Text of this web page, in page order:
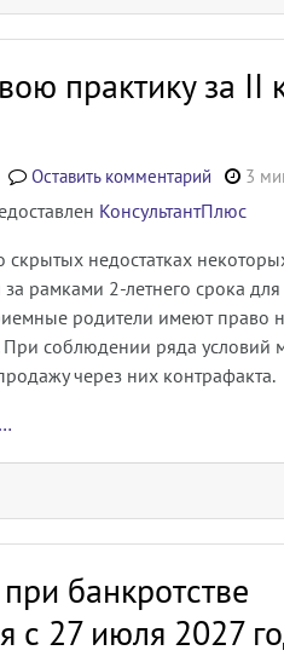
практику за II
Оставить комментарий 3
КонсультантПлюс
скрытых недостатках
за рамками 2-летнего срока
родители имеют право
При соблюдении ряда условий
через них контрафакта.
банкротстве
с 27 июля 2027